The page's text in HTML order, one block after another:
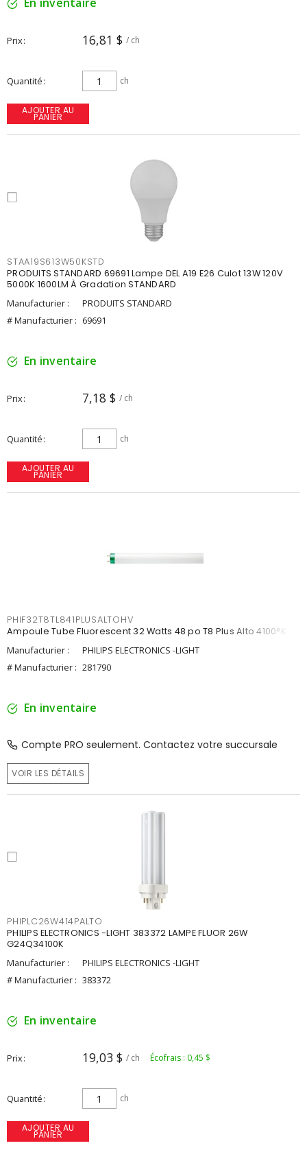
Prix 16,81 $ / ch
Quantité ch
AJOUTER AU
PANIER
STAA19S613W50KSTD
PRODUITS STANDARD 69691 Lampe DEL A19 E26 Culot 13W 120V
5000K 1600LM À Gradation STANDARD
Manufacturier :
PRODUITS STANDARD
# Manufacturier : 69691
En inventaire
Prix 7,18 $ / ch
Quantité ch
AJOUTER AU
PANIER
PHIF32T8TL841PLUSALTOHV
Ampoule Tube Fluorescent 32 Watts 48 po T8 Plus Alto 4100°K
Manufacturier :
PHILIPS ELECTRONICS -LIGHT
# Manufacturier : 281790
En inventaire
Compte PRO seulement. Contactez votre succursale
VOIR LES DÉTAILS
PHIPLC26W414PALTO
PHILIPS ELECTRONICS -LIGHT 383372 LAMPE FLUOR 26W
G24Q34100K
Manufacturier :
PHILIPS ELECTRONICS -LIGHT
# Manufacturier : 383372
En inventaire
Prix 19,03 $ / ch Écofrais : 0,45 $
Quantité ch
AJOUTER AU
PANIER